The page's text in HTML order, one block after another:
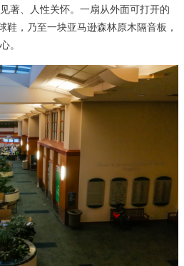
、人性关怀。一扇从外面可打开的
，乃至一块亚马逊森林原木隔音板，
。